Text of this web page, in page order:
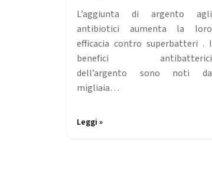
L’aggiunta di argento agli
antibiotici aumenta la loro
efficacia contro superbatteri . I
benefici antibatterici
dell’argento sono noti da
migliaia…
Leggi »